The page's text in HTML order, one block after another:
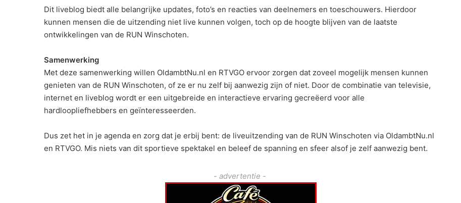
Dit liveblog biedt alle belangrijke updates, foto’s en reacties van deelnemers en toeschouwers. Hierdoor
kunnen mensen die de uitzending niet live kunnen volgen, toch op de hoogte blijven van de laatste
ontwikkelingen van de RUN Winschoten.
Samenwerking
Met deze samenwerking willen OldambtNu.nl en RTVGO ervoor zorgen dat zoveel mogelijk mensen kunnen
genieten van de RUN Winschoten, of ze er nu zelf bij aanwezig zijn of niet. Door de combinatie van televisie,
internet en liveblog wordt er een uitgebreide en interactieve ervaring gecreëerd voor alle
hardloopliefhebbers en geïnteresseerden.
Dus zet het in je agenda en zorg dat je erbij bent: de liveuitzending van de RUN Winschoten via OldambtNu.nl
en RTVGO. Mis niets van dit sportieve spektakel en beleef de spanning en sfeer alsof je zelf aanwezig bent.
- advertentie -